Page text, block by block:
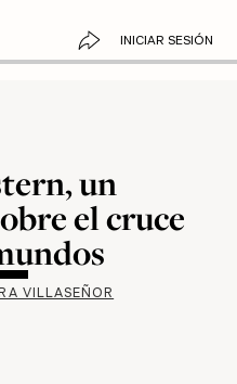
INICIAR SESIÓN
un
el cruce
VILLASEÑOR